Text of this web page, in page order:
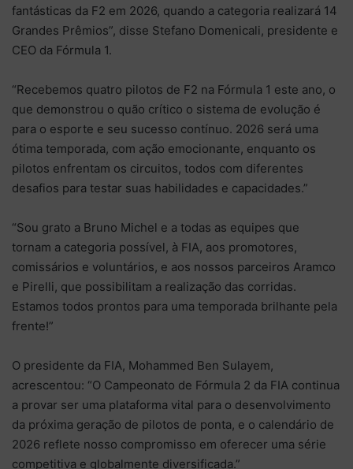
fantásticas da F2 em 2026, quando a categoria realizará 14
Grandes Prêmios”, disse Stefano Domenicali, presidente e
CEO da Fórmula 1.
“Recebemos quatro pilotos de F2 na Fórmula 1 este ano, o
que demonstrou o quão crítico o sistema de evolução é
para o esporte e seu sucesso contínuo. 2026 será uma
ótima temporada, com ação emocionante, enquanto os
pilotos enfrentam os circuitos, todos com diferentes
desafios para testar suas habilidades e capacidades.”
“Sou grato a Bruno Michel e a todas as equipes que
tornam a categoria possível, à FIA, aos promotores,
comissários e voluntários, e aos nossos parceiros Aramco
e Pirelli, que possibilitam a realização das corridas.
Estamos todos prontos para uma temporada brilhante pela
frente!”
O presidente da FIA, Mohammed Ben Sulayem,
acrescentou: “O Campeonato de Fórmula 2 da FIA continua
a provar ser uma plataforma vital para o desenvolvimento
da próxima geração de pilotos de ponta, e o calendário de
2026 reflete nosso compromisso em oferecer uma série
competitiva e globalmente diversificada.”